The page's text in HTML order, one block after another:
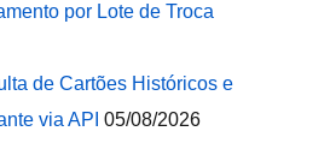
por Lote de Troca
de Cartões Históricos e
via API 05/08/2026